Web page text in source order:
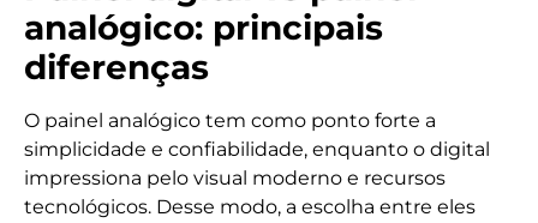
analógico: principais
diferenças
O painel analógico tem como ponto forte a
simplicidade e confiabilidade, enquanto o digital
impressiona pelo visual moderno e recursos
tecnológicos. Desse modo, a escolha entre eles